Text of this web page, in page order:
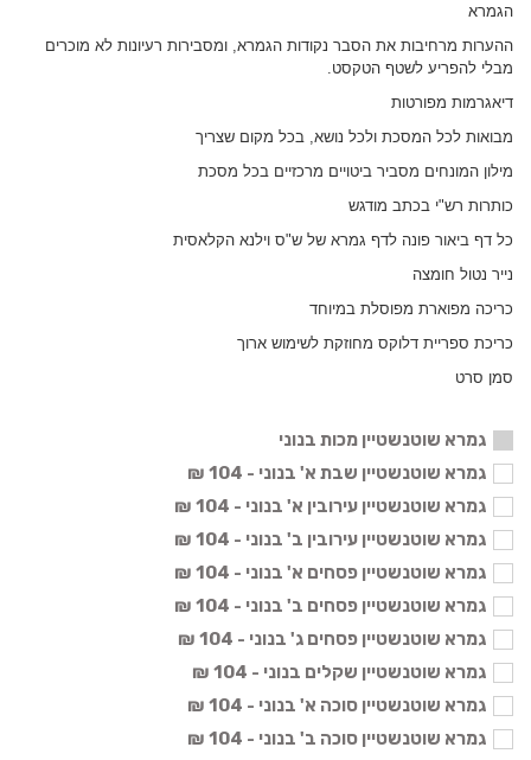
הגמרא
ההערות מרחיבות את הסבר נקודות הגמרא, ומסבירות רעיונות לא מוכרים
מבלי להפריע לשטף הטקסט.
דיאגרמות מפורטות
מבואות לכל המסכת ולכל נושא, בכל מקום שצריך
מילון המונחים מסביר ביטויים מרכזיים בכל מסכת
כותרות רש"י בכתב מודגש
כל דף ביאור פונה לדף גמרא של ש"ס וילנא הקלאסית
נייר נטול חומצה
כריכה מפוארת מפוסלת במיוחד
כריכת ספריית דלוקס מחוזקת לשימוש ארוך
סמן סרט
גמרא שוטנשטיין מכות בנוני
גמרא שוטנשטיין שבת א' בנוני - 104 ₪
גמרא שוטנשטיין עירובין א' בנוני - 104 ₪
גמרא שוטנשטיין עירובין ב' בנוני - 104 ₪
גמרא שוטנשטיין פסחים א' בנוני - 104 ₪
גמרא שוטנשטיין פסחים ב' בנוני - 104 ₪
גמרא שוטנשטיין פסחים ג' בנוני - 104 ₪
גמרא שוטנשטיין שקלים בנוני - 104 ₪
גמרא שוטנשטיין סוכה א' בנוני - 104 ₪
גמרא שוטנשטיין סוכה ב' בנוני - 104 ₪